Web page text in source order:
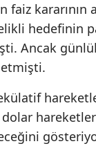
kararının
hedefinin
Ancak